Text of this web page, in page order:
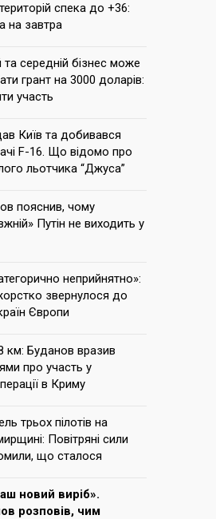
спека до +36:
на завтра
середній бізнес може
грант на 3000 доларів:
участь
Київ та добивався
F-16. Що відомо про
льотчика “Джуса”
пояснив, чому
Путін не виходить у
неприйнятно»:
звернулося до
Європи
км: Буданов вразив
про участь у
в Криму
трьох пілотів на
Повітряні сили
що сталося
новий виріб».
розповів, чим